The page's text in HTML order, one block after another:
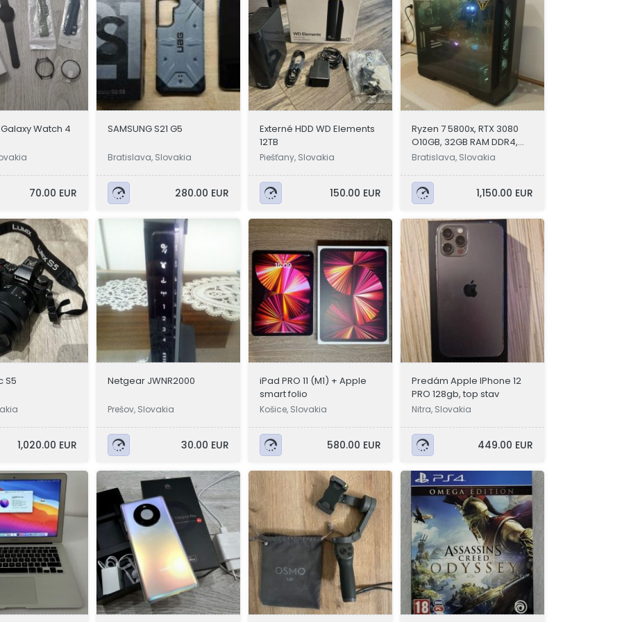
Watch 4
70.00 EUR
SAMSUNG S21 G5
Bratislava, Slovakia
280.00 EUR
Externé HDD WD Elements
12TB
Piešťany, Slovakia
150.00 EUR
Ryzen 7 5800x, RTX 3080
O10GB, 32GB RAM DDR4,
1TB,
Bratislava, Slovakia
1,150.00 EUR
S5
1,020.00 EUR
Netgear JWNR2000
Prešov, Slovakia
30.00 EUR
iPad PRO 11 (M1) + Apple
smart folio
Košice, Slovakia
580.00 EUR
Predám Apple IPhone 12
PRO 128gb, top stav
Nitra, Slovakia
449.00 EUR